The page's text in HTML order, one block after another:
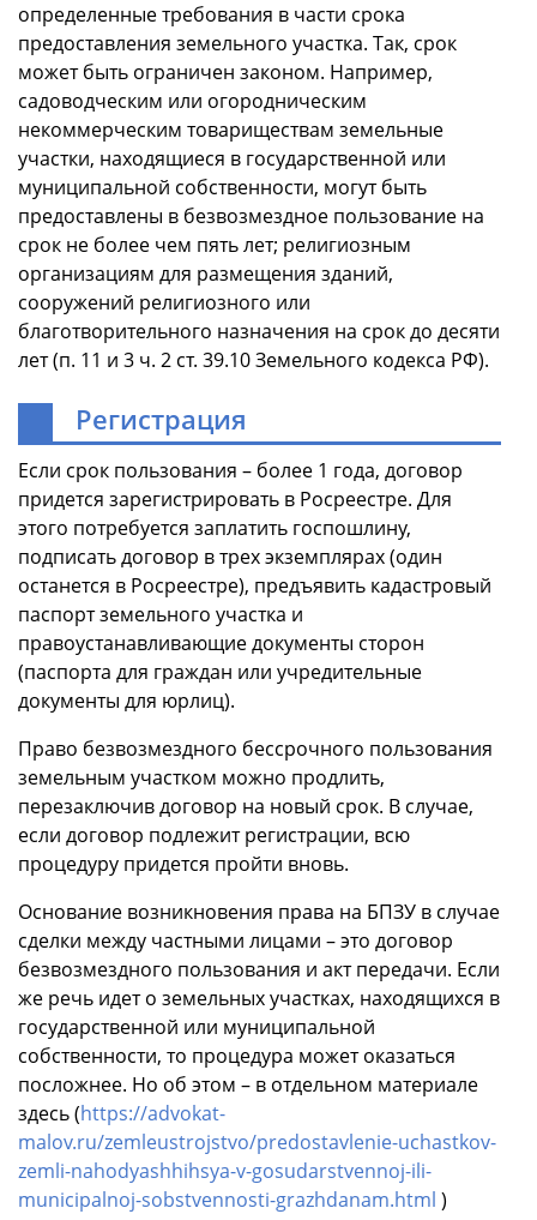
определенные требования в части срока
предоставления земельного участка. Так, срок
может быть ограничен законом. Например,
садоводческим или огородническим
некоммерческим товариществам земельные
участки, находящиеся в государственной или
муниципальной собственности, могут быть
предоставлены в безвозмездное пользование на
срок не более чем пять лет; религиозным
организациям для размещения зданий,
сооружений религиозного или
благотворительного назначения на срок до десяти
лет (п. 11 и 3 ч. 2 ст. 39.10 Земельного кодекса РФ).
Регистрация
Если срок пользования – более 1 года, договор
придется зарегистрировать в Росреестре. Для
этого потребуется заплатить госпошлину,
подписать договор в трех экземплярах (один
останется в Росреестре), предъявить кадастровый
паспорт земельного участка и
правоустанавливающие документы сторон
(паспорта для граждан или учредительные
документы для юрлиц).
Право безвозмездного бессрочного пользования
земельным участком можно продлить,
перезаключив договор на новый срок. В случае,
если договор подлежит регистрации, всю
процедуру придется пройти вновь.
Основание возникновения права на БПЗУ в случае
сделки между частными лицами – это договор
безвозмездного пользования и акт передачи. Если
же речь идет о земельных участках, находящихся в
государственной или муниципальной
собственности, то процедура может оказаться
посложнее. Но об этом – в отдельном материале
здесь (https://advokat-
malov.ru/zemleustrojstvo/predostavlenie-uchastkov-
zemli-nahodyashhihsya-v-gosudarstvennoj-ili-
municipalnoj-sobstvennosti-grazhdanam.html )